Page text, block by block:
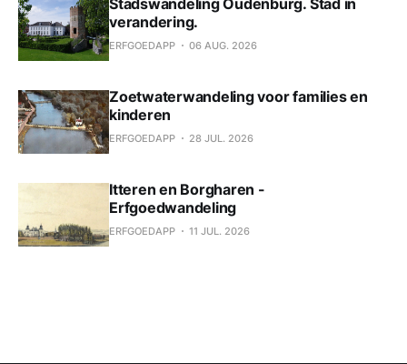
verandering.
ERFGOEDAPP 06 AUG. 2026
Zoetwaterwandeling voor families en
kinderen
ERFGOEDAPP 28 JUL. 2026
Itteren en Borgharen -
Erfgoedwandeling
ERFGOEDAPP 11 JUL. 2026